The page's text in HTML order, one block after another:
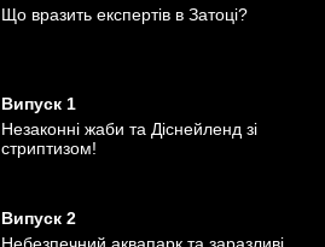
Що вразить експертів в Затоці?
Випуск 1
Незаконні жаби та Діснейленд зі
стриптизом!
Випуск 2